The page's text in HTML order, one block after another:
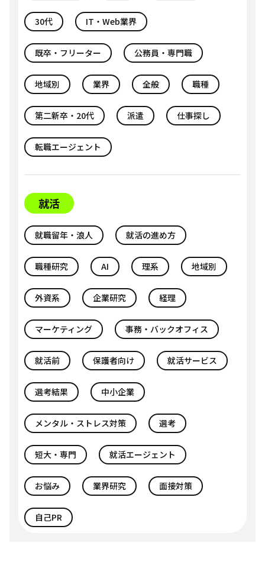
30代 IT・Web業界
既卒・フリーター 公務員・専門職
地域別 業界 全般 職種
第二新卒・20代 派遣 仕事探し
転職エージェント
就活
就職留年・浪人 就活の進め方
職種研究 AI 理系 地域別
外資系 企業研究 経理
マーケティング 事務・バックオフィス
就活前 保護者向け 就活サービス
選考結果 中小企業
メンタル・ストレス対策 選考
短大・専門 就活エージェント
お悩み 業界研究 面接対策
自己PR